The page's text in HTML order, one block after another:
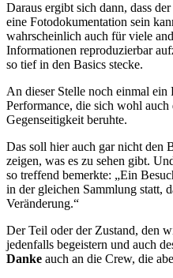
Daraus ergibt sich dann, dass
eine Fotodokumentation sein
wahrscheinlich auch für viele
Informationen reproduzierbar
so tief in den Basics stecke.
An dieser Stelle noch einmal ein
Performance, die sich wohl
Gegenseitigkeit beruhte.
Das soll hier auch gar nicht den
zeigen, was es zu sehen gibt.
so treffend bemerkte: „Ein
in der gleichen Sammlung statt,
Veränderung.“
Der Teil oder der Zustand, den
jedenfalls begeistern und auch
Danke auch an die Crew, die